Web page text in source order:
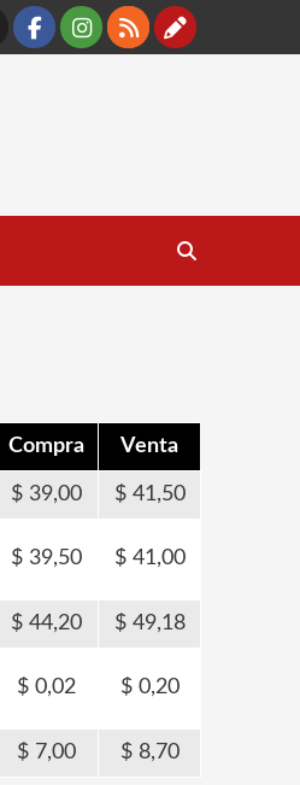
Facebook
Instagram
RSS
Compra Venta
39,00 41,50
39,50 41,00
44,20 49,18
0,02 0,20
7,00 8,70